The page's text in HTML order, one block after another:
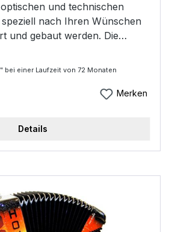
und technischen
nach Ihren Wünschen
gebaut werden. Die
bei Gehäusefarben und -
Beschlagteilen in der
individuelles Angebot nach
5-Reihen C-Griff III-chörig
Bassknöpfe, IV-chöriger Bass
bei einer Laufzeit von 72 Monaten
Merken
Details